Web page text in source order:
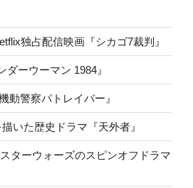
独占配信映画『シカゴ7裁判』
ーウーマン 1984』
動警察パトレイバー』
いた歴史ドラマ『天外者』
ターウォーズのスピンオフドラマ